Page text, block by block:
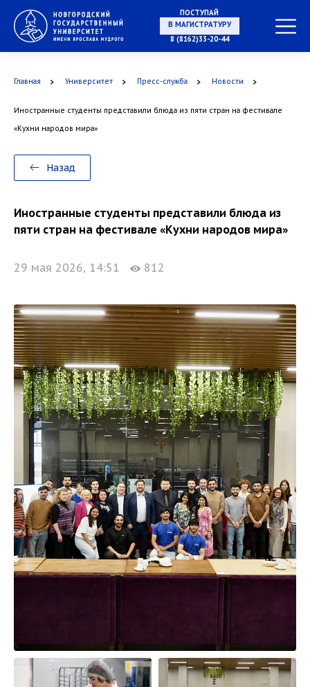
ПОСТУПАЙ
В МАГИСТРАТУРУ
8 (8162)33-20-44
Главная Университет Пресс-служба Новости
Иностранные студенты представили блюда из пяти стран на фестивале
«Кухни народов мира»
Назад
Иностранные студенты представили блюда из
пяти стран на фестивале «Кухни народов мира»
29 мая 2026, 14:51 812